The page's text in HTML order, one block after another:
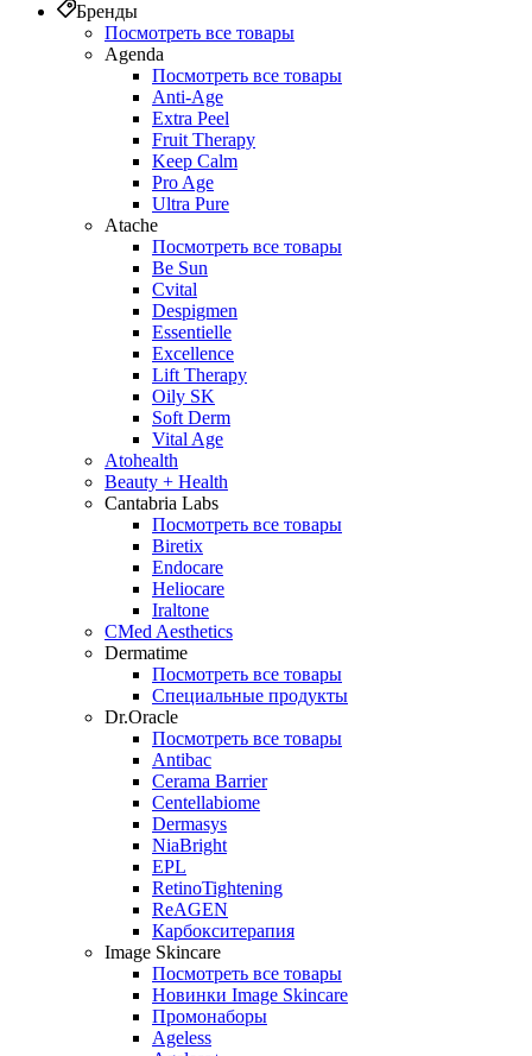
Бренды
Посмотреть все товары
Agenda
Посмотреть все товары
Anti‑Age
Extra Peel
Fruit Therapy
Keep Calm
Pro Age
Ultra Pure
Atache
Посмотреть все товары
Be Sun
Cvital
Despigmen
Essentielle
Excellence
Lift Therapy
Oily SK
Soft Derm
Vital Age
Atohealth
Beauty + Health
Cantabria Labs
Посмотреть все товары
Biretix
Endocare
Heliocare
Iraltone
CMed Aesthetics
Dermatime
Посмотреть все товары
Специальные продукты
Dr.Oracle
Посмотреть все товары
Antibac
Cerama Barrier
Centellabiome
Dermasys
NiaBright
EPL
RetinoTightening
ReAGEN
Карбокситерапия
Image Skincare
Посмотреть все товары
Новинки Image Skincare
Промонаборы
Ageless